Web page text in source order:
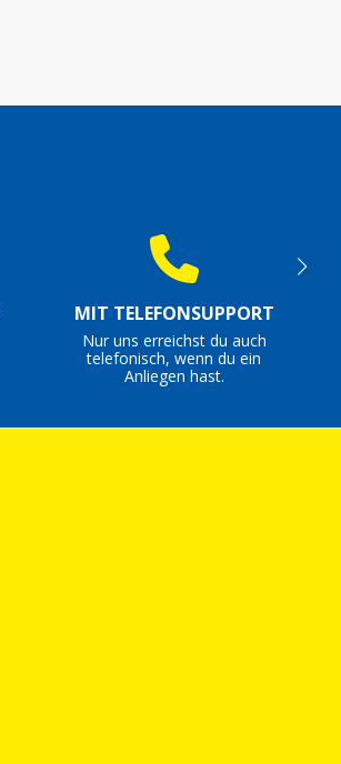
MIT TELEFONSUPPORT
Nur uns erreichst du auch
telefonisch, wenn du ein
Anliegen hast.